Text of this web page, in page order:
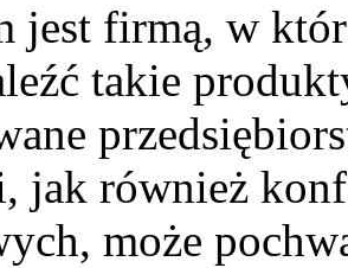
jest firmą, w
takie
jak również
może